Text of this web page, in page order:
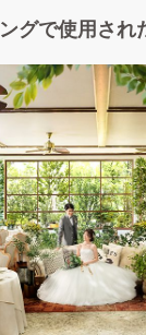
グで使用され